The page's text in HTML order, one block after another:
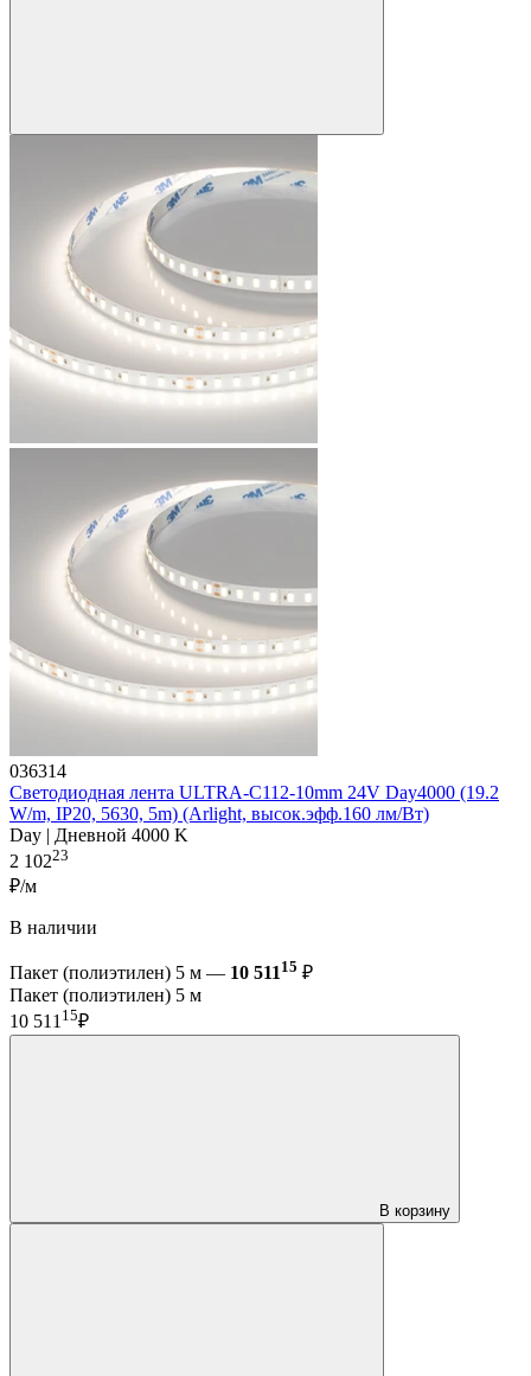
036314
Светодиодная лента ULTRA-C112-10mm 24V Day4000 (19.2
W/m, IP20, 5630, 5m) (Arlight, высок.эфф.160 лм/Вт)
Day | Дневной 4000 K
2 10223
₽/м
В наличии
Пакет (полиэтилен) 5 м — 10 511 15 ₽
Пакет (полиэтилен) 5 м
10 51115₽
В корзину